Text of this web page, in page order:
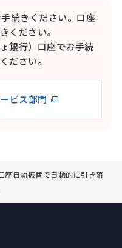
続きください。口座
ください。
銀行）口座でお手続
ださい。
ビス部門
座自動振替で自動的に引き落